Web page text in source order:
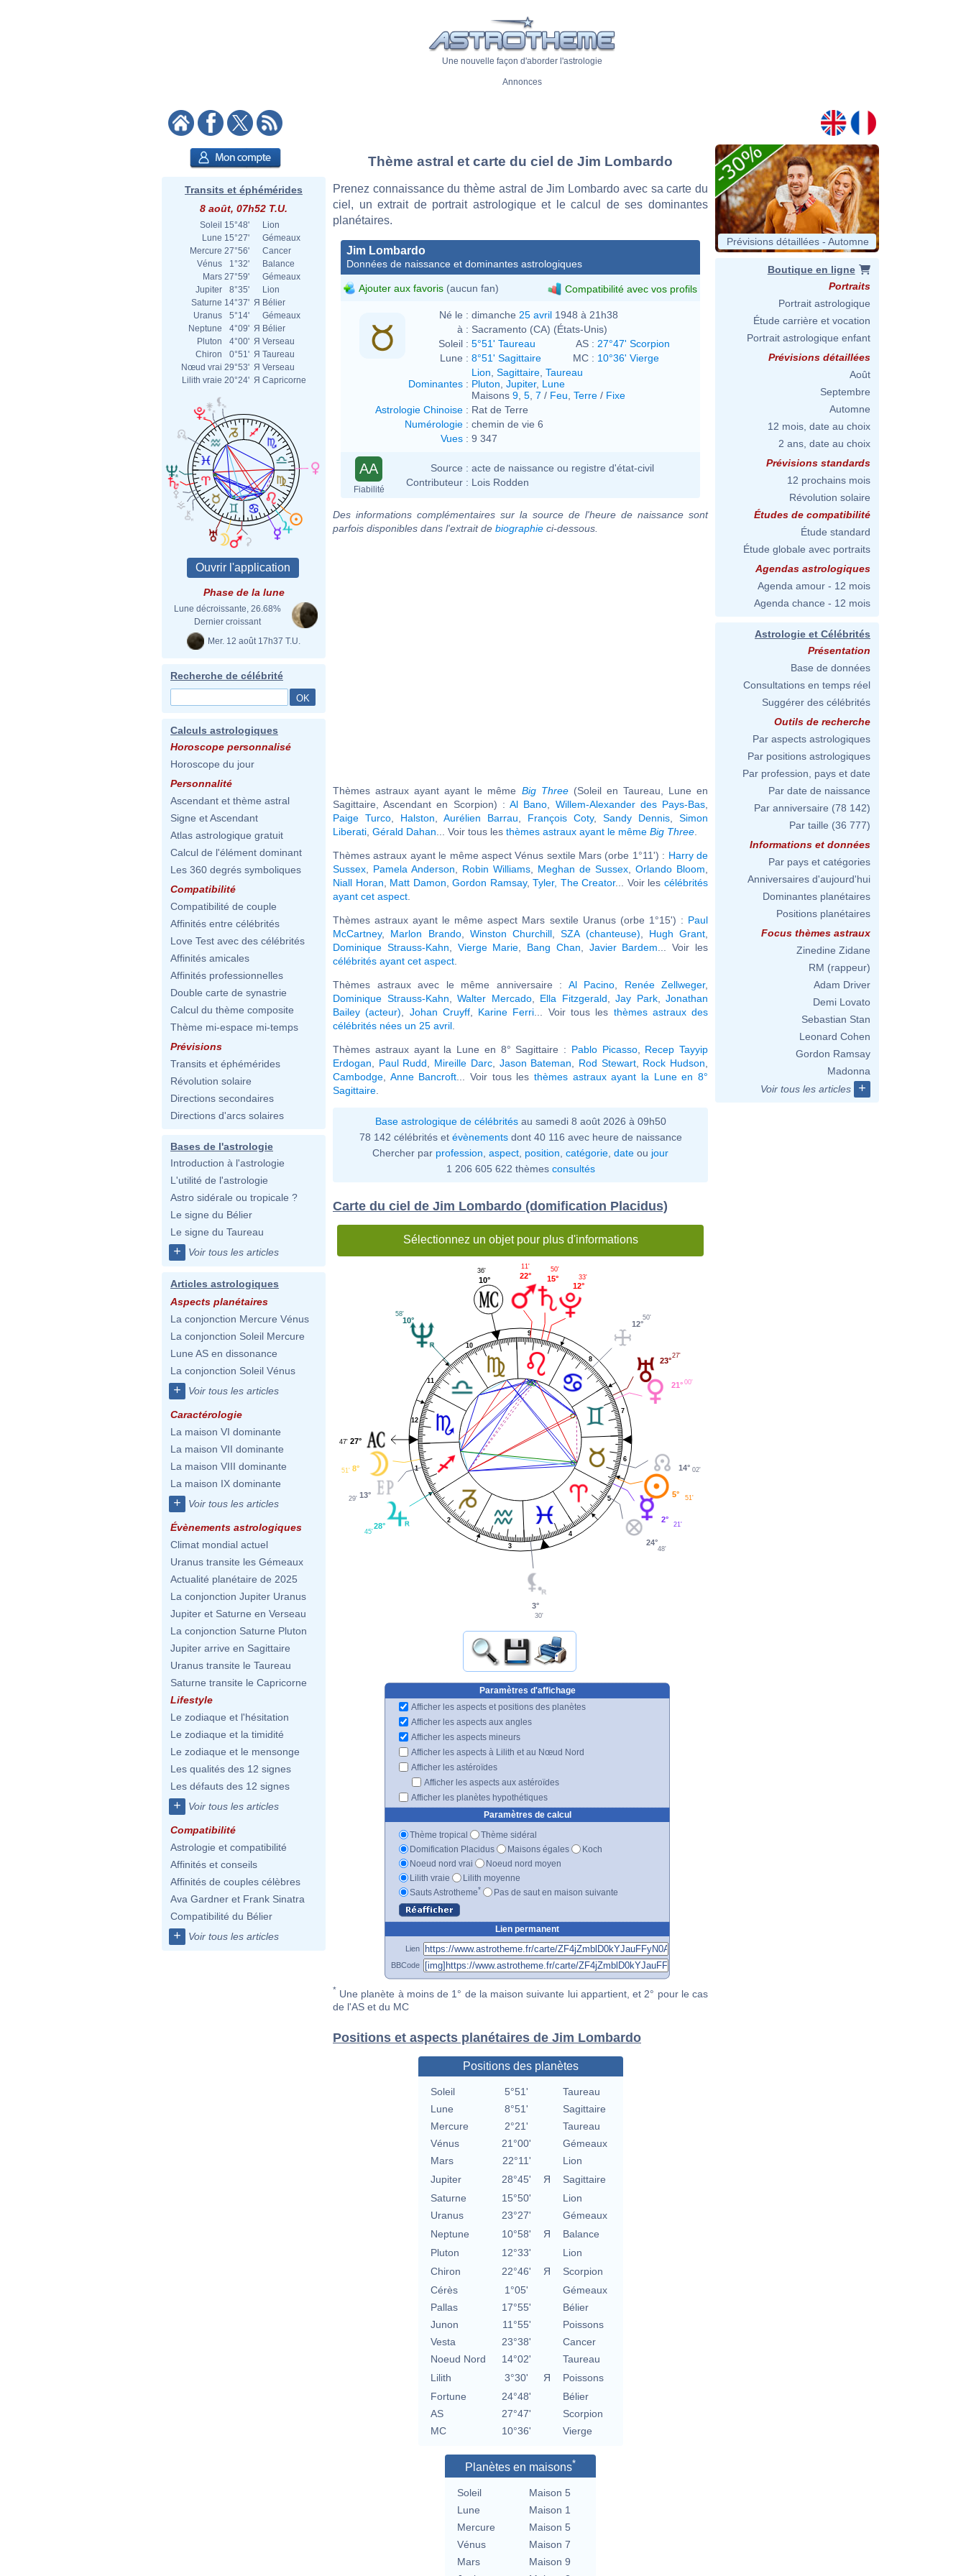
Une nouvelle façon d'aborder l'astrologie
Annonces
Transits et éphémérides
8 août, 07h52 T.U.
Soleil 15°48'
Lion
Lune 15°27'
Gémeaux
Mercure 27°56'
Cancer
Vénus
1°32'
Balance
Mars 27°59'
Gémeaux
Jupiter
8°35'
Lion
Saturne 14°37' Я Bélier
Uranus
5°14'
Gémeaux
Neptune
4°09' Я Bélier
Pluton
4°00' Я Verseau
Chiron
0°51' Я Taureau
Nœud vrai 29°53' Я Verseau
Lilith vraie 20°24' Я Capricorne
Phase de la lune
Lune décroissante, 26.68%
Dernier croissant
Mer. 12 août 17h37 T.U.
Recherche de célébrité
Calculs astrologiques
Horoscope personnalisé
Horoscope du jour
Personnalité
Ascendant et thème astral
Signe et Ascendant
Atlas astrologique gratuit
Calcul de l'élément dominant
Les 360 degrés symboliques
Compatibilité
Compatibilité de couple
Affinités entre célébrités
Love Test avec des célébrités
Affinités amicales
Affinités professionnelles
Double carte de synastrie
Calcul du thème composite
Thème mi-espace mi-temps
Prévisions
Transits et éphémérides
Révolution solaire
Directions secondaires
Directions d'arcs solaires
Bases de l'astrologie
Introduction à l'astrologie
L'utilité de l'astrologie
Astro sidérale ou tropicale ?
Le signe du Bélier
Le signe du Taureau
+ Voir tous les articles
Articles astrologiques
Aspects planétaires
La conjonction Mercure Vénus
La conjonction Soleil Mercure
Lune AS en dissonance
La conjonction Soleil Vénus
+ Voir tous les articles
Caractérologie
La maison VI dominante
La maison VII dominante
La maison VIII dominante
La maison IX dominante
+ Voir tous les articles
Évènements astrologiques
Climat mondial actuel
Uranus transite les Gémeaux
Actualité planétaire de 2025
La conjonction Jupiter Uranus
Jupiter et Saturne en Verseau
La conjonction Saturne Pluton
Jupiter arrive en Sagittaire
Uranus transite le Taureau
Saturne transite le Capricorne
Lifestyle
Le zodiaque et l'hésitation
Le zodiaque et la timidité
Le zodiaque et le mensonge
Les qualités des 12 signes
Les défauts des 12 signes
+ Voir tous les articles
Compatibilité
Astrologie et compatibilité
Affinités et conseils
Affinités de couples célèbres
Ava Gardner et Frank Sinatra
Compatibilité du Bélier
+ Voir tous les articles
Thème astral et carte du ciel de Jim Lombardo
Prenez connaissance du thème astral de Jim Lombardo avec sa carte du
ciel, un extrait de portrait astrologique et le calcul de ses dominantes
planétaires.
Jim Lombardo
Données de naissance et dominantes astrologiques
Ajouter aux favoris (aucun fan) Compatibilité avec vos profils
Né le : dimanche 25 avril 1948 à 21h38
à : Sacramento (CA) (États-Unis)
Soleil : 5°51' Taureau AS : 27°47' Scorpion
Lune : 8°51' Sagittaire MC : 10°36' Vierge
Dominantes :
Lion Sagittaire Taureau
Pluton Jupiter, Lune
Maisons 9 5 7 / Feu Terre / Fixe
Astrologie Chinoise : Rat de Terre
Numérologie : chemin de vie 6
Vues : 9 347
AA
Fiabilité
Source : acte de naissance ou registre d'état-civil
Contributeur : Lois Rodden
Des informations complémentaires sur la source de l'heure de naissance sont
parfois disponibles dans l'extrait de biographie ci-dessous.
Thèmes astraux ayant ayant le même Big Three(Soleil en Taureau, Lune en
Sagittaire, Ascendant en Scorpion) :Al Bano Willem-Alexander des Pays-Bas
Paige Turco
Halston Aurélien Barrau François Coty, Sandy Dennis
Simon
Liberati Gérald Dahan ... Voir tous les thèmes astraux ayant le même Big Three
Thèmes astraux ayant le même aspect Vénus sextile Mars (orbe 1°11') : Harry de
Sussex
Pamela Anderson Robin Williams Meghan de Sussex Orlando Bloom
Niall Horan
Matt Damon ,Gordon Ramsay,Tyler, The Creator... Voir lescélébrités
ayant cet aspect
Thèmes astraux ayant le même aspect Mars sextile Uranus (orbe 1°15') : Paul
McCartney, Marlon Brando, Winston Churchill ,SZA (chanteuse) Hugh Grant
Dominique Strauss-Kahn
Vierge Marie Bang Chan Javier Bardem ... Voir les
célébrités ayant cet aspect
Thèmes astraux avec le même anniversaire : Al Pacino Renée Zellweger,
Dominique Strauss-Kahn
Walter Mercado, Ella Fitzgerald Jay Park, Jonathan
Bailey (acteur)
Johan Cruyff, Karine Ferri ... Voir tous les thèmes astraux des
célébrités nées un 25 avril
Thèmes astraux ayant la Lune en 8° Sagittaire : Pablo Picasso, Recep Tayyip
Erdogan
Paul Rudd Mireille Darc, Jason Bateman Rod Stewart, Rock Hudson
Cambodge
Anne Bancroft ... Voir tous lesthèmes astraux ayant la Lune en 8°
Sagittaire
Base astrologique de célébritésau samedi 8 août 2026 à 09h50
78 142 célébrités et évènementsdont 40 116 avec heure de naissance
Chercher par profession aspect position catégorie date ou jour
1 206 605 622 thèmes consultés
Carte du ciel de Jim Lombardo (domification Placidus)
Sélectionnez un objet pour plus d'informations
1
2
3
4
5
6
7
8
9
10
11
12
21° 00'
23°
27'
12°
50'
12°
33'
15°
50'
22°
11'
10°
36'
10°
58'
27°
47'
8°
51'
13°
29'
28°
45'
3°
30'
24°
48'
2°
21'
5° 51'
14° 02'
Paramètres d'affichage
Afficher les aspects et positions des planètes
Afficher les aspects aux angles
Afficher les aspects mineurs
Afficher les aspects à Lilith et au Nœud Nord
Afficher les astéroïdes
Afficher les aspects aux astéroïdes
Afficher les planètes hypothétiques
Paramètres de calcul
Thème tropical
Thème sidéral
Domification Placidus
Maisons égales
Koch
Noeud nord vrai
Noeud nord moyen
Lilith vraie
Lilith moyenne
Sauts Astrotheme* Pas de saut en maison suivante
Lien permanent
Lien
BBCode
* Une planète à moins de 1° de la maison suivante lui appartient, et 2° pour le cas
de l'AS et du MC
Positions et aspects planétaires de Jim Lombardo
Positions des planètes
Soleil 5°51'
Taureau
Lune
8°51'
Sagittaire
Mercure
2°21'
Taureau
Vénus
21°00'
Gémeaux
Mars
22°11'
Lion
Jupiter
28°45' Я
Sagittaire
Saturne
15°50'
Lion
Uranus
23°27'
Gémeaux
Neptune
10°58' Я
Balance
Pluton
12°33'
Lion
Chiron
22°46' Я
Scorpion
Cérès
1°05'
Gémeaux
Pallas
17°55'
Bélier
Junon
11°55'
Poissons
Vesta
23°38'
Cancer
Noeud Nord
14°02'
Taureau
Lilith
3°30' Я
Poissons
Fortune
24°48'
Bélier
AS
27°47'
Scorpion
MC
10°36' Vierge
Planètes en maisons*
Soleil
Maison 5
Lune
Maison 1
Mercure
Maison 5
Vénus
Maison 7
Mars
Maison 9
Prévisions détaillées - Automne
Boutique en ligne
Portraits
Portrait astrologique
Étude carrière et vocation
Portrait astrologique enfant
Prévisions détaillées
Août
Septembre
Automne
12 mois, date au choix
2 ans, date au choix
Prévisions standards
12 prochains mois
Révolution solaire
Études de compatibilité
Étude standard
Étude globale avec portraits
Agendas astrologiques
Agenda amour - 12 mois
Agenda chance - 12 mois
Astrologie et Célébrités
Présentation
Base de données
Consultations en temps réel
Suggérer des célébrités
Outils de recherche
Par aspects astrologiques
Par positions astrologiques
Par profession, pays et date
Par date de naissance
Par anniversaire (78 142)
Par taille (36 777)
Informations et données
Par pays et catégories
Anniversaires d'aujourd'hui
Dominantes planétaires
Positions planétaires
Focus thèmes astraux
Zinedine Zidane
RM (rappeur)
Adam Driver
Demi Lovato
Sebastian Stan
Leonard Cohen
Gordon Ramsay
Madonna
Voir tous les articles
+